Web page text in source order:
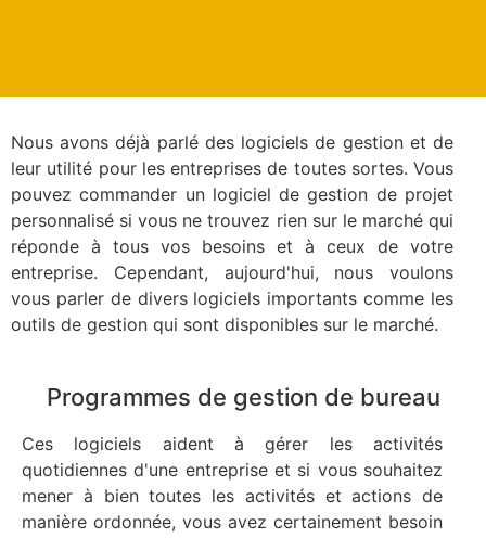
Nous avons déjà parlé des logiciels de gestion et de
leur utilité pour les entreprises de toutes sortes. Vous
pouvez commander un logiciel de gestion de projet
personnalisé si vous ne trouvez rien sur le marché qui
réponde à tous vos besoins et à ceux de votre
entreprise. Cependant, aujourd'hui, nous voulons
vous parler de divers logiciels importants comme les
outils de gestion qui sont disponibles sur le marché.
Programmes de gestion de bureau
Ces logiciels aident à gérer les activités
quotidiennes d'une entreprise et si vous souhaitez
mener à bien toutes les activités et actions de
manière ordonnée, vous avez certainement besoin